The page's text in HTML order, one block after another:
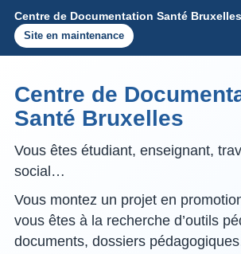
Centre de Documentation Santé Bruxelles
Site en maintenance
Centre de
Santé Bruxelles
Vous êtes étudiant, enseignant,
social…
Vous montez un projet en
vous êtes à la recherche d’outils
documents, dossiers